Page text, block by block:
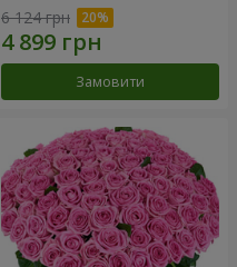
6 124 грн
Замовити